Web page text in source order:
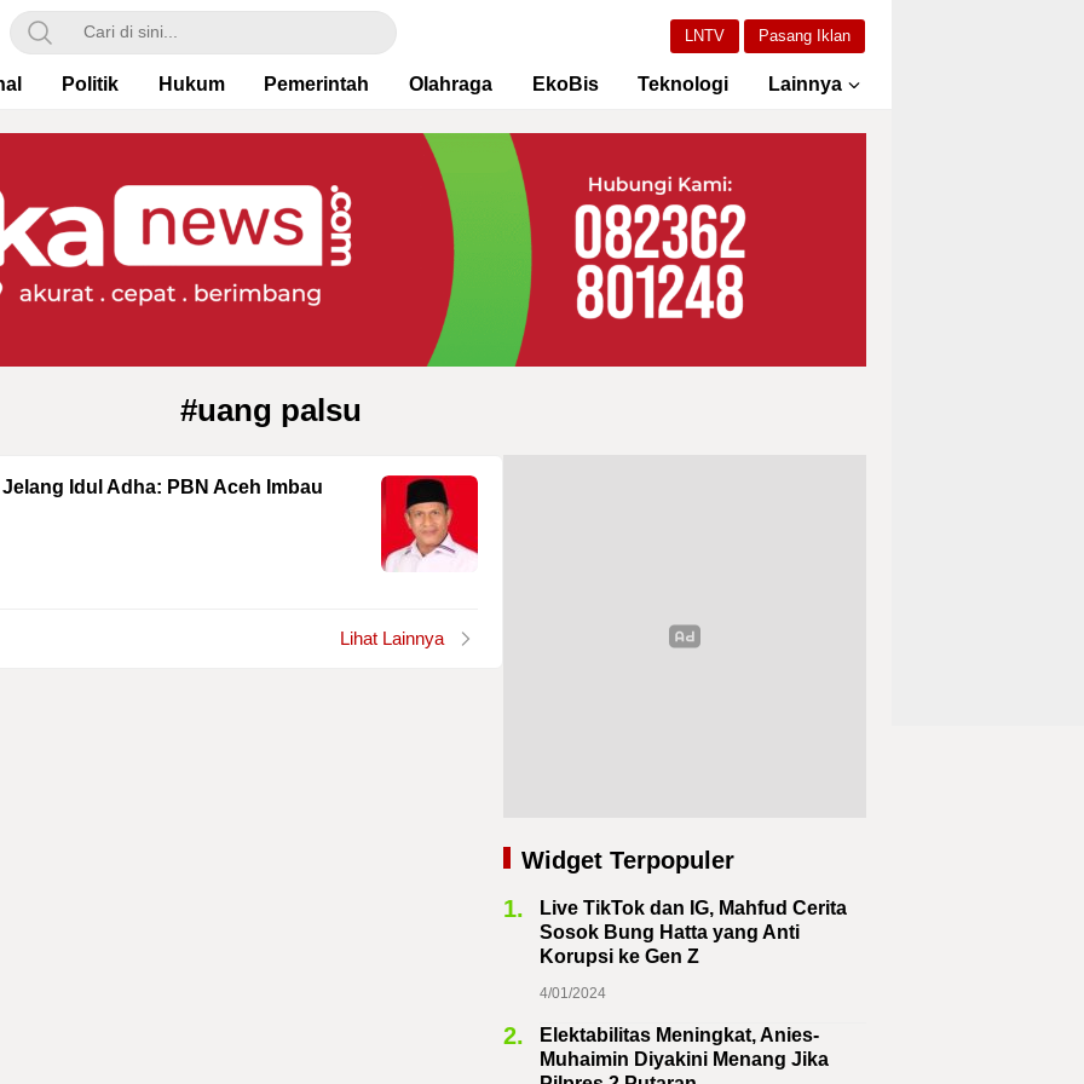
LNTV Pasang Iklan
Politik Hukum Pemerintah Olahraga EkoBis Teknologi Lainnya
#uang palsu
Idul Adha: PBN Aceh Imbau
Lihat Lainnya
Widget Terpopuler
1.
Live TikTok dan IG, Mahfud Cerita
Sosok Bung Hatta yang Anti
Korupsi ke Gen Z
4/01/2024
2.
Elektabilitas Meningkat, Anies-
Muhaimin Diyakini Menang Jika